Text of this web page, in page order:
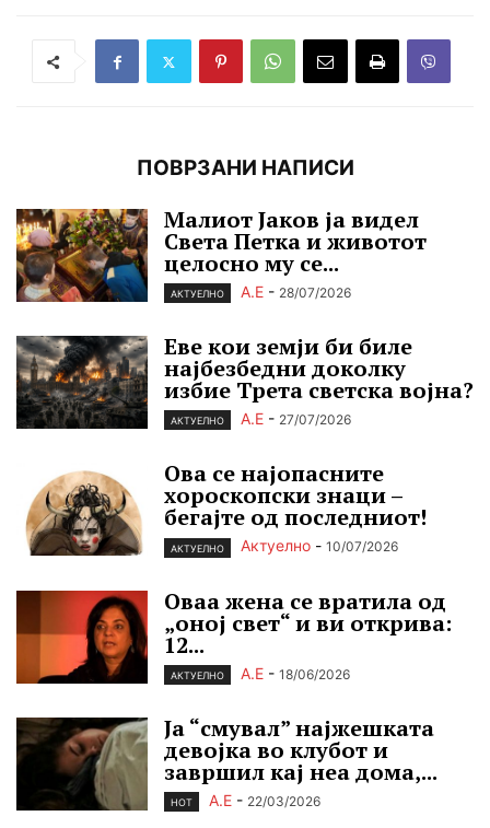
ПОВРЗАНИ НАПИСИ
Малиот Јаков ја видел
Света Петка и животот
целосно му се...
АКТУЕЛНО А.Е - 28/07/2026
Еве кои земји би биле
најбезбедни доколку
избие Трета светска војна?
АКТУЕЛНО А.Е - 27/07/2026
Ова се најопасните
хороскопски знаци –
бегајте од последниот!
АКТУЕЛНО Актуелно - 10/07/2026
Оваа жена се вратила од
„оној свет“ и ви открива:
12...
АКТУЕЛНО А.Е - 18/06/2026
Ја “смувал” најжешката
девојка во клубот и
завршил кај неа дома,...
HOT А.Е - 22/03/2026